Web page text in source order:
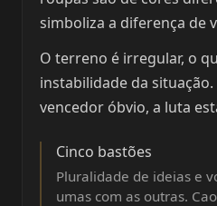
simboliza a diferença de
O terreno é irregular, o
instabilidade da
vencedor óbvio, a luta
Cinco bastões
Pluralidade de ideias e
umas com as outras.